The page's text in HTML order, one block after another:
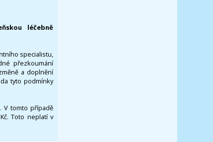
léčebně
specialistu,
přezkoumání
a doplnění
tyto podmínky
V tomto případě
Toto neplatí v